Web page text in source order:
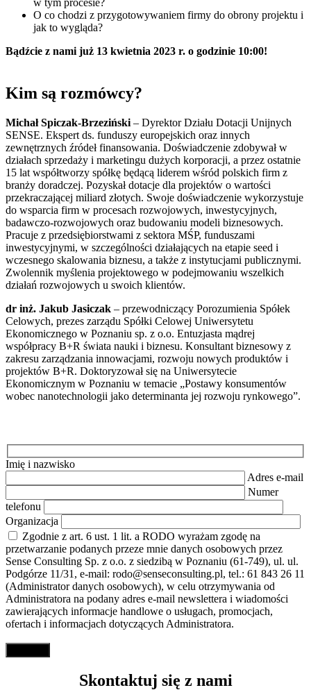
O co chodzi z przygotowywaniem firmy do obrony projektu i
jak to wygląda?
Bądźcie z nami już 13 kwietnia 2023 r. o godzinie 10:00!
Kim są rozmówcy?
Michał Spiczak-Brzeziński – Dyrektor Działu Dotacji Unijnych
SENSE. Ekspert ds. funduszy europejskich oraz innych
zewnętrznych źródeł finansowania. Doświadczenie zdobywał w
działach sprzedaży i marketingu dużych korporacji, a przez ostatnie
15 lat współtworzy spółkę będącą liderem wśród polskich firm z
branży doradczej. Pozyskał dotacje dla projektów o wartości
przekraczającej miliard złotych. Swoje doświadczenie wykorzystuje
do wsparcia firm w procesach rozwojowych, inwestycyjnych,
badawczo-rozwojowych oraz budowaniu modeli biznesowych.
Pracuje z przedsiębiorstwami z sektora MŚP, funduszami
inwestycyjnymi, w szczególności działających na etapie seed i
wczesnego skalowania biznesu, a także z instytucjami publicznymi.
Zwolennik myślenia projektowego w podejmowaniu wszelkich
działań rozwojowych u swoich klientów.
dr inż. Jakub Jasiczak – przewodniczący Porozumienia Spółek
Celowych, prezes zarządu Spółki Celowej Uniwersytetu
Ekonomicznego w Poznaniu sp. z o.o. Entuzjasta mądrej
współpracy B+R świata nauki i biznesu. Konsultant biznesowy z
zakresu zarządzania innowacjami, rozwoju nowych produktów i
projektów B+R. Doktoryzował się na Uniwersytecie
Ekonomicznym w Poznaniu w temacie „Postawy konsumentów
wobec nanotechnologii jako determinanta jej rozwoju rynkowego”.
Imię i nazwisko
Adres e-mail
Numer
telefonu
Organizacja
Zgodnie z art. 6 ust. 1 lit. a RODO wyrażam zgodę na
przetwarzanie podanych przeze mnie danych osobowych przez
Sense Consulting Sp. z o.o. z siedzibą w Poznaniu (61-749), ul. ul.
Podgórze 11/31, e-mail: rodo@senseconsulting.pl, tel.: 61 843 26 11
(Administrator danych osobowych), w celu otrzymywania od
Administratora na podany adres e-mail newslettera i wiadomości
zawierających informacje handlowe o usługach, promocjach,
ofertach i informacjach dotyczących Administratora.
Skontaktuj się z nami